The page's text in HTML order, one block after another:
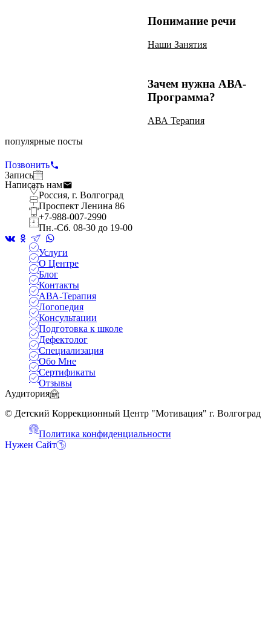
Понимание речи
Наши Занятия
Зачем нужна АВА-
Программа?
АВА Терапия
популярные посты
АВА Терапия
Позвонить
Запись
Написать нам
Россия, г. Волгоград
Проспект Ленина 86
+7-988-007-2990
Пн.-Сб. 08-30 до 19-00
Услуги
О Центре
Блог
Контакты
АВА-Терапия
Логопедия
Консультации
Подготовка к школе
Дефектолог
Специализация
Обо Мне
Сертификаты
Отзывы
Аудитория
© Детский Коррекционный Центр "Мотивация" г. Волгоград
Политика конфиденциальности
Нужен Сайт